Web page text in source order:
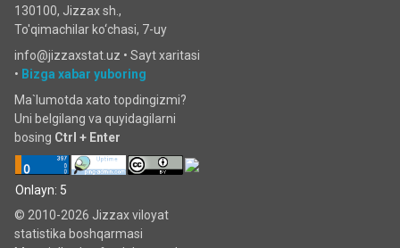
130100, Jizzax sh.,
To'qimachilar ko‘chаsi, 7-uy
info@jizzaxstat.uz • Sayt xaritasi
• Bizga xabar yuboring
Ma`lumotda xato topdingizmi?
Uni belgilang va quyidagilarni
bosing Ctrl + Enter
Onlayn: 5
© 2010-2026 Jizzax viloyat
statistika boshqarmasi